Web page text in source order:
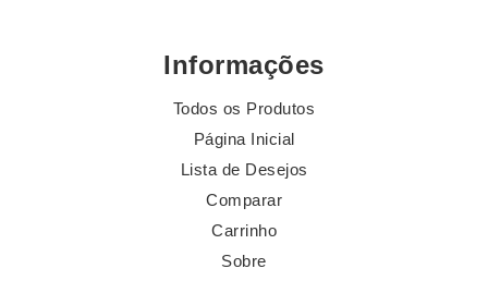
Informações
Todos os Produtos
Página Inicial
Lista de Desejos
Comparar
Carrinho
Sobre